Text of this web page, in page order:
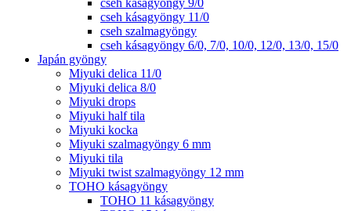
cseh kásagyöngy 9/0
cseh kásagyöngy 11/0
cseh szalmagyöngy
cseh kásagyöngy 6/0, 7/0, 10/0, 12/0, 13/0, 15/0
Japán gyöngy
Miyuki delica 11/0
Miyuki delica 8/0
Miyuki drops
Miyuki half tila
Miyuki kocka
Miyuki szalmagyöngy 6 mm
Miyuki tila
Miyuki twist szalmagyöngy 12 mm
TOHO kásagyöngy
TOHO 11 kásagyöngy